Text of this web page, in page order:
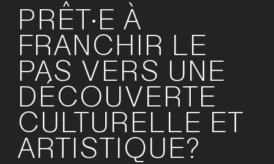
PRÊT·E À
FRANCHIR LE
PAS VERS UNE
DÉCOUVERTE
CULTURELLE ET
ARTISTIQUE?